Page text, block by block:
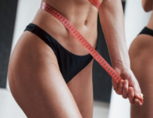
video, που
mothersblog.gr, στηνομάδα
ανήκουμε!